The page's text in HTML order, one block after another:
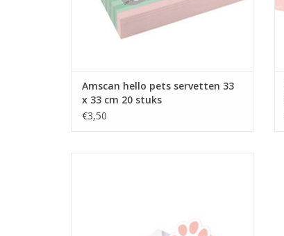
Amscan hello pets servetten 33
x 33 cm 20 stuks
€3,50